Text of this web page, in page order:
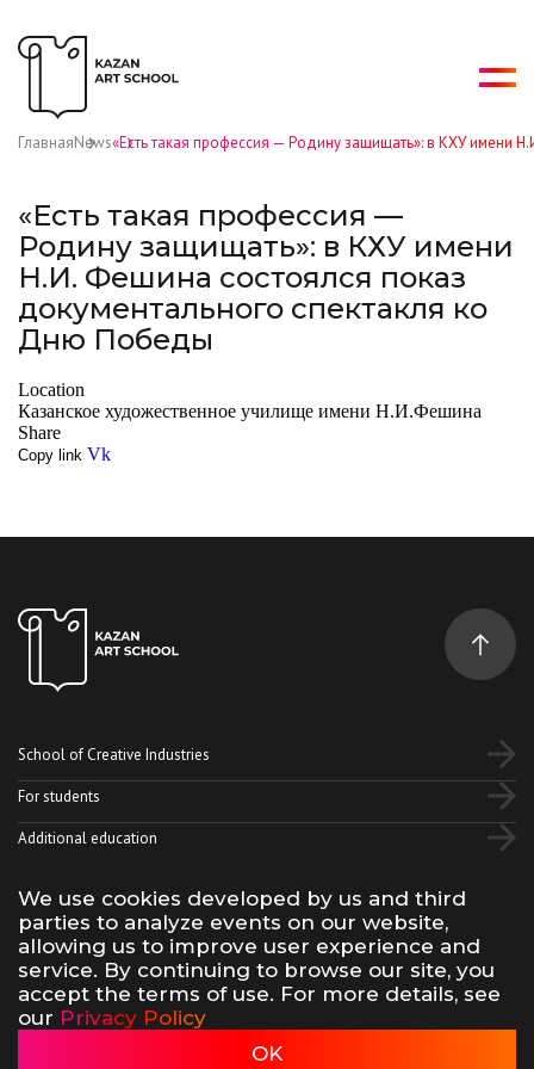
ГлавнаяNews«Есть такая профессия — Родину защищать»: в КХУ имени
«Есть такая профессия —
Родину защищать»: в КХУ имени
Н.И. Фешина состоялся показ
документального спектакля ко
Дню Победы
Location
Казанское художественное училище имени Н.И.Фешина
Share
Copy link Vk
We use cookies developed by us and third
parties to analyze events on our website,
allowing us to improve user experience and
service. By continuing to browse our site, you
accept the terms of use. For more details, see
our Privacy Policy
OK
School of Creative Industries
For students
Additional education
VkTelegram YouTube
Terms of use of site materials
Privacy policy
made by 500na700
Kazan Art School, 2026